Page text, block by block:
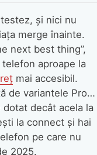
și nici nu
merge înainte.
next best thing”,
aproape la
mai accesibil.
de variantele Pro…
decât acela la
la connect și hai
pe care nu
2025.